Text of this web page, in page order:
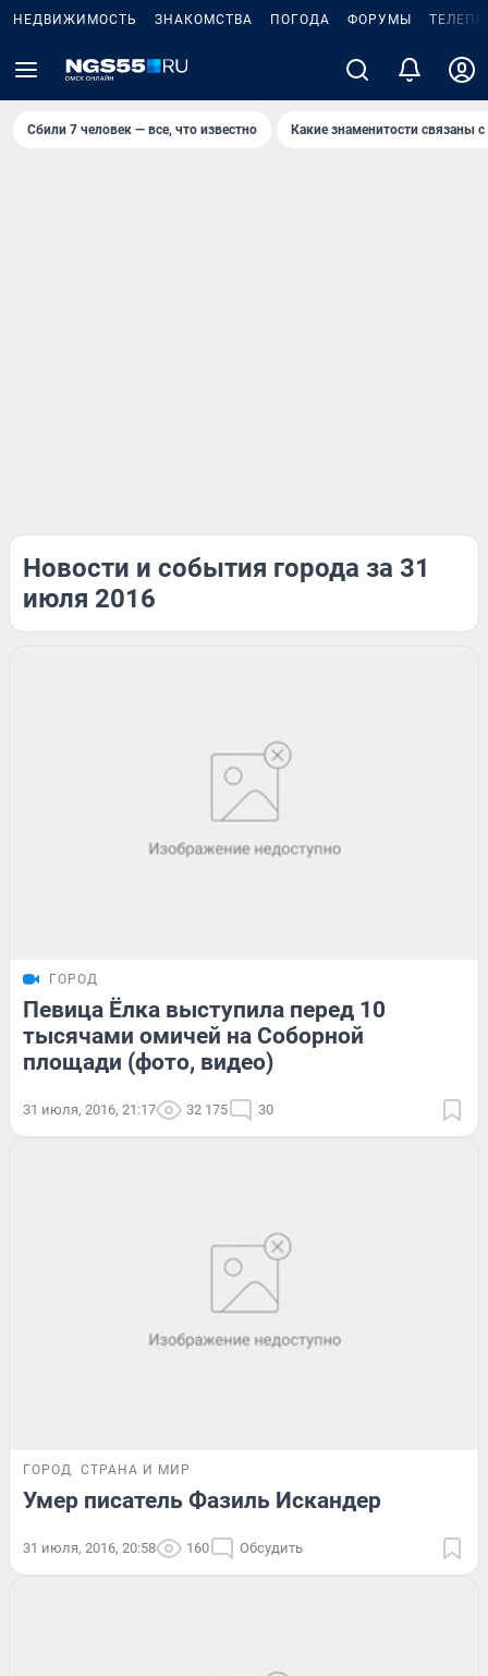
НЕДВИЖИМОСТЬ ЗНАКОМСТВА ПОГОДА ФОРУМЫ
Сбили 7 человек — все, что известно Какие знаменитости связаны
Новости и события города за 31
июля 2016
ГОРОД
Певица Ёлка выступила перед 10
тысячами омичей на Соборной
площади (фото, видео)
31 июля, 2016, 21:17 32 175 30
ГОРОД СТРАНА И МИР
Умер писатель Фазиль Искандер
31 июля, 2016, 20:58 160 Обсудить